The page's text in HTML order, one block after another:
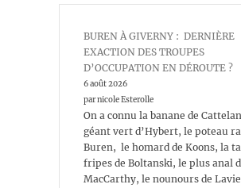
BUREN À GIVERNY : DERNIÈRE
EXACTION DES TROUPES
D’OCCUPATION EN DÉROUTE ?
6 août 2026
par nicole Esterolle
On a connu la banane de
géant vert d’Hybert, le poteau
Buren, le homard de Koons, la
fripes de Boltanski, le plus anal
MacCarthy, le nounours de